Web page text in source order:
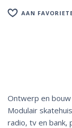
AAN
Ontwerp en
Modulair
radio, tv en bank,